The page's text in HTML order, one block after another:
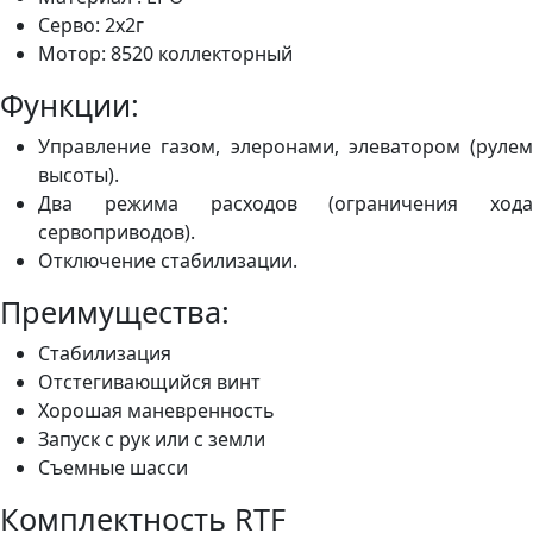
Серво: 2x2г
Мотор: 8520 коллекторный
Функции:
Управление газом, элеронами, элеватором (рулем
высоты).
Два режима расходов (ограничения хода
сервоприводов).
Отключение стабилизации.
Преимущества:
Стабилизация
Отстегивающийся винт
Хорошая маневренность
Запуск с рук или с земли
Съемные шасси
Комплектность RTF